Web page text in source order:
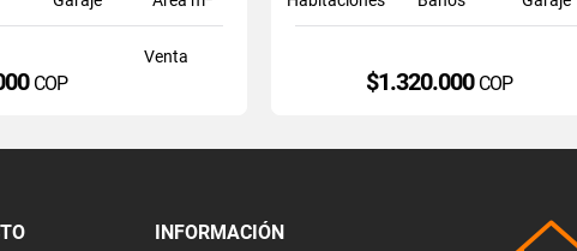
Venta
COP $1.320.000 COP
INFORMACIÓN